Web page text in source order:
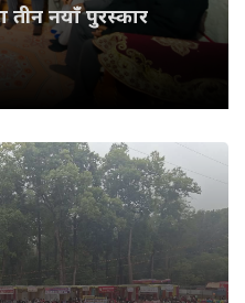
तीन नयाँ पुरस्कार